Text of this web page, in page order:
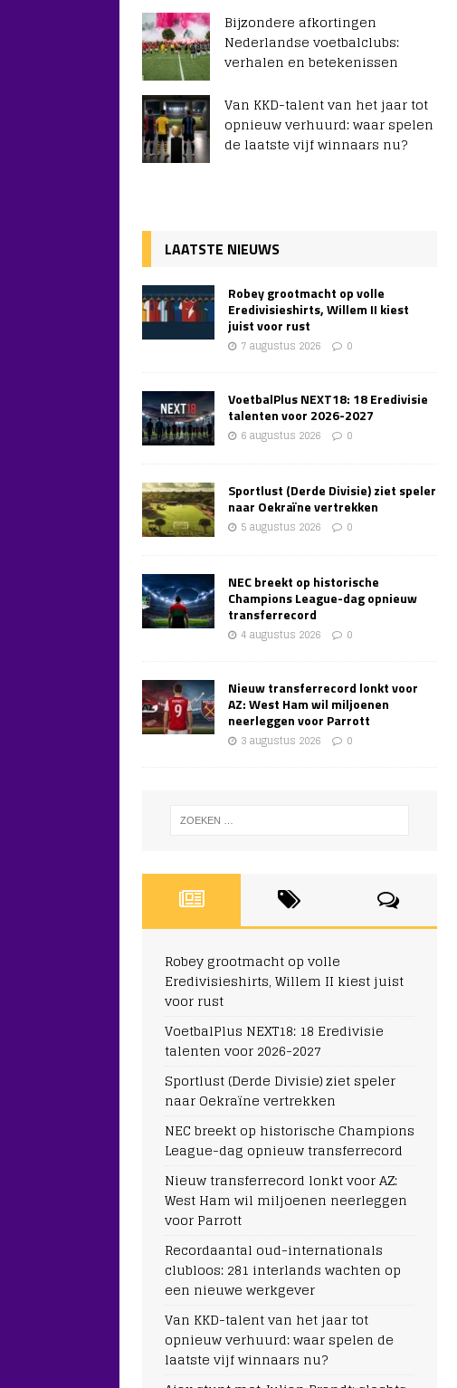
Bijzondere afkortingen
Nederlandse voetbalclubs:
verhalen en betekenissen
Van KKD-talent van het jaar tot
opnieuw verhuurd: waar spelen
de laatste vijf winnaars nu?
LAATSTE NIEUWS
Robey grootmacht op volle
Eredivisieshirts, Willem II kiest
juist voor rust
7 augustus 2026 0
VoetbalPlus NEXT18: 18 Eredivisie
talenten voor 2026-2027
6 augustus 2026 0
Sportlust (Derde Divisie) ziet speler
naar Oekraïne vertrekken
5 augustus 2026 0
NEC breekt op historische
Champions League-dag opnieuw
transferrecord
4 augustus 2026 0
Nieuw transferrecord lonkt voor
AZ: West Ham wil miljoenen
neerleggen voor Parrott
3 augustus 2026 0
Robey grootmacht op volle
Eredivisieshirts, Willem II kiest juist
voor rust
VoetbalPlus NEXT18: 18 Eredivisie
talenten voor 2026-2027
Sportlust (Derde Divisie) ziet speler
naar Oekraïne vertrekken
NEC breekt op historische Champions
League-dag opnieuw transferrecord
Nieuw transferrecord lonkt voor AZ:
West Ham wil miljoenen neerleggen
voor Parrott
Recordaantal oud-internationals
clubloos: 281 interlands wachten op
een nieuwe werkgever
Van KKD-talent van het jaar tot
opnieuw verhuurd: waar spelen de
laatste vijf winnaars nu?